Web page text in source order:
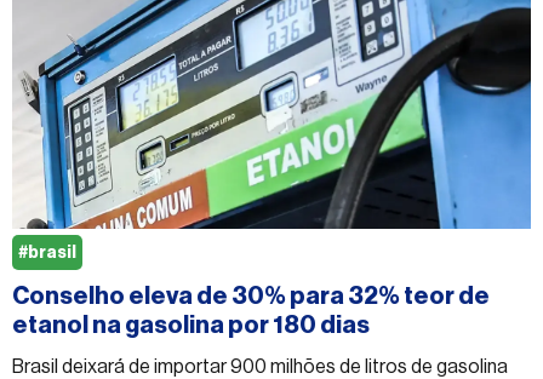
Conselho eleva de 30% para 32% teor de
etanol na gasolina por 180 dias
Brasil deixará de importar 900 milhões de litros de gasolina
#brasil